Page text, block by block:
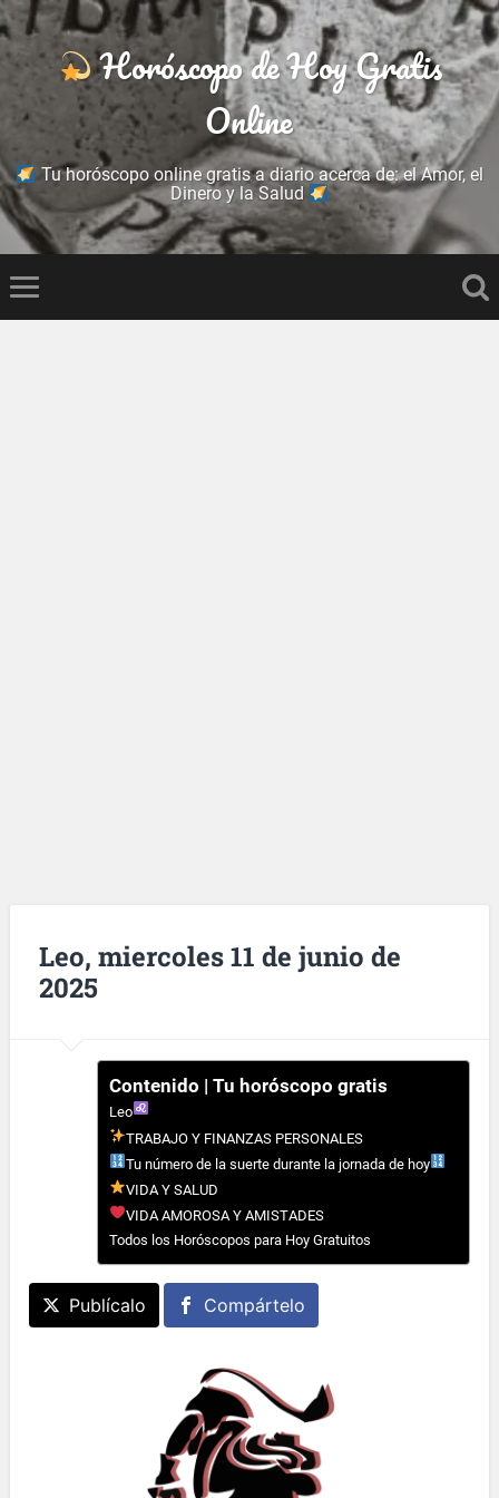
Horóscopo de Hoy Gratis
Online
Tu horóscopo online gratis a diario acerca de: el Amor, el
Dinero y la Salud
Leo, miercoles 11 de junio de
2025
Contenido | Tu horóscopo gratis
Leo
TRABAJO Y FINANZAS PERSONALES
Tu número de la suerte durante la jornada de hoy
VIDA Y SALUD
VIDA AMOROSA Y AMISTADES
Todos los Horóscopos para Hoy Gratuitos
Publícalo Compártelo